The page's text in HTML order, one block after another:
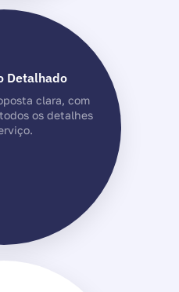
Detalhado
clara, com
os detalhes